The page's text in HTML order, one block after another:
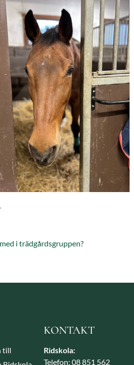
i trädgårdsgruppen?
till
KONTAKT
Ridskola:
Telefon: 08 851 562